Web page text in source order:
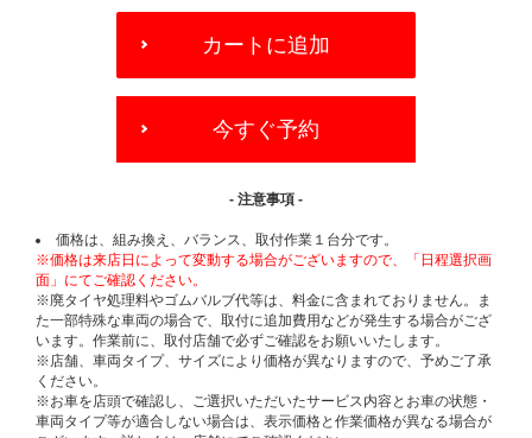
OPTIONS
カートに追加
今すぐ予約
- 注意事項 -
価格は、組み換え、バランス、取付作業１台分です。
※価格は来店日によって変動する場合がございますので、「日程選択画
面」にてご確認ください。
※廃タイヤ処理料やゴムバルブ代等は、料金に含まれておりません。ま
た一部特殊な車両の場合で、取付に追加費用などが発生する場合がござ
います。作業前に、取付店舗で必ずご確認をお願いいたします。
※店舗、車両タイプ、サイズにより価格が異なりますので、予めご了承
ください。
※お車を店頭で確認し、ご選択いただいたサービス内容とお車の状態・
車両タイプ等が適合しない場合は、表示価格と作業価格が異なる場合が